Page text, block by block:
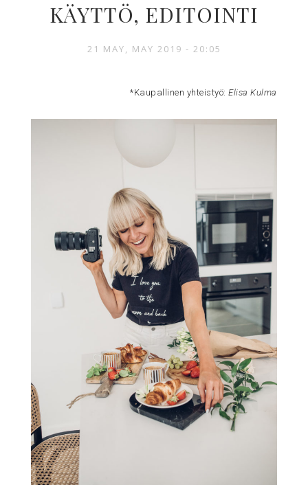
KÄYTTÖ, EDITOINTI
21 MAY, MAY 2019 - 20:05
*Kaupallinen yhteistyö:Elisa Kulma